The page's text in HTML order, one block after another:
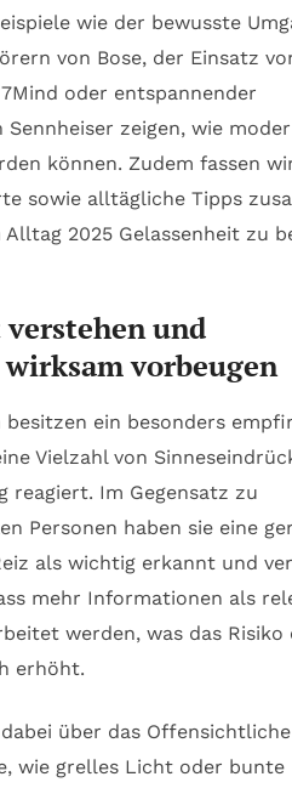
wie der bewusste
von Bose, der Einsatz
oder entspannender
zeigen, wie
können. Zudem fassen
sowie alltägliche Tipps
2025 Gelassenheit zu
und
vorbeugen
besitzen ein besonders
Vielzahl von
reagiert. Im Gegensatz zu
Personen haben sie eine
als wichtig erkannt und
mehr Informationen als
werden, was das Risiko
erhöht.
über das
wie grelles Licht oder bunte